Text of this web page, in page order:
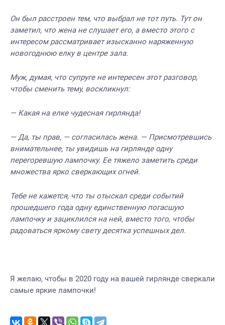
Он был расстроен тем, что выбрал не тот путь. Тут он
заметил, что жена не слушает его, а вместо этого с
интересом рассматривает изысканно наряженную
новогоднюю елку в центре зала.
Муж, думая, что супруге не интересен этот разговор,
чтобы сменить тему, воскликнул:
— Какая на елке чудесная гирлянда!
— Да, ты прав, — согласилась жена. — Присмотревшись
внимательнее, ты увидишь на гирлянде одну
перегоревшую лампочку. Ее тяжело заметить среди
множества ярко сверкающих огней.
Тебе не кажется, что ты отыскал среди событий
прошедшего года одну единственную погасшую
лампочку и зациклился на ней, вместо того, чтобы
радоваться яркому свету десятка успешных дел.
Я желаю, чтобы в 2020 году на вашей гирлянде сверкали
самые яркие лампочки!